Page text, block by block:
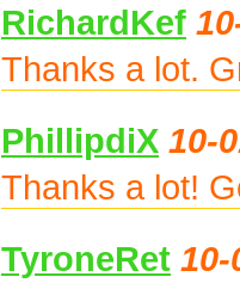
RichardKef
Thanks a lot.
PhillipdiX 10-
Thanks a lot!
TyroneRet 10-